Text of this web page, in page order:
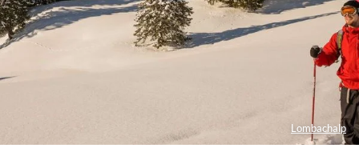
Lombachalp